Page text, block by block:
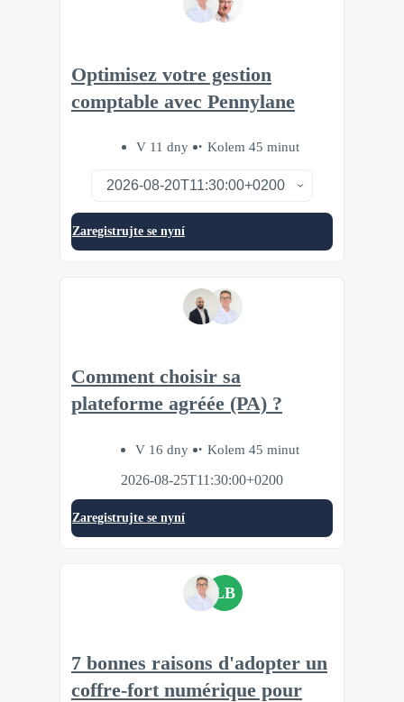
Optimisez votre gestion
comptable avec Pennylane
V 11 dny Kolem 45 minut
Zaregistrujte se nyní
Comment choisir sa
plateforme agréée (PA) ?
V 16 dny
Kolem 45 minut
2026-08-25T11:30:00+0200
Zaregistrujte se nyní
LB
7 bonnes raisons d'adopter un
coffre-fort numérique pour